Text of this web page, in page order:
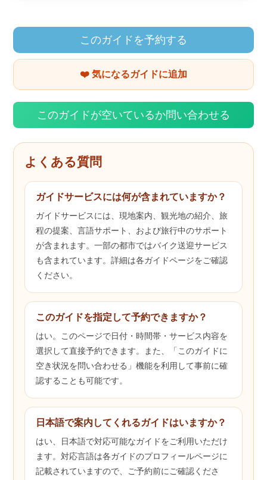
このガイドを予約する
❤️ 気になるガイドに追加
このガイドが空いているか問い合わせる
よくある質問
ガイドサービスには何が含まれていますか？
ガイドサービスには、現地案内、観光地の紹介、旅
程の提案、言語サポート、および旅行中のサポート
が含まれます。一部の都市ではバイク送迎サービス
も含まれています。詳細は各ガイドページをご確認
ください。
このガイドを指定して予約できますか？
はい。このページで日付・時間帯・サービス内容を
選択して直接予約できます。また、「このガイドに
空き状況を問い合わせる」機能を利用して事前に確
認することも可能です。
日本語で案内してくれるガイドはいますか？
はい、日本語で対応可能なガイドをご利用いただけ
ます。対応言語は各ガイドのプロフィールページに
記載されていますので、ご予約前にご確認くださ